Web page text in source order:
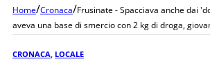
Home/Cronaca/Frusinate - Spacciava anche dai
aveva una base di smercio con 2 kg di droga,
CRONACA LOCALE